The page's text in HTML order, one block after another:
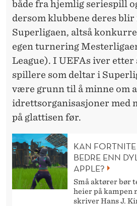
både fra hjemlig seriespill
dersom klubbene deres blir
Superligaen, altså
egen turnering
League). I UEFAs iver etter
spillere som deltar i
være grunn til å minne om
idrettsorganisasjoner med
på glattisen før.
KAN FORTNITE
BEDRE ENN
APPLE?
Små aktører bør
heier på kampen
skriver Hans J.